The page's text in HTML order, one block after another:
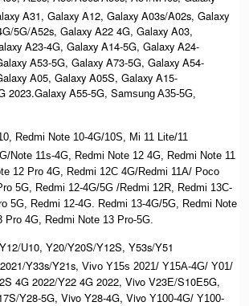
A31, Galaxy A12, Galaxy A03s/A02s, Galaxy
5G/A52s, Galaxy A22 4G, Galaxy A03,
A23-4G, Galaxy A14-5G, Galaxy A24-
A53-5G, Galaxy A73-5G, Galaxy A54-
A05, Galaxy A05S, Galaxy A15-
2023.Galaxy A55-5G, Samsung A35-5G,
Redmi Note 10-4G/10S, Mi 11 Lite/11
Note 11s-4G, Redmi Note 12 4G, Redmi Note 11
12 Pro 4G, Redmi 12C 4G/Redmi 11A/ Poco
5G, Redmi 12-4G/5G /Redmi 12R, Redmi 13C-
5G, Redmi 12-4G. Redmi 13-4G/5G, Redmi Note
Pro 4G, Redmi Note 13 Pro-5G.
U10, Y20/Y20S/Y12S, Y53s/Y51
Y33s/Y21s, Vivo Y15s 2021/ Y15A-4G/ Y01/
4G 2022/Y22 4G 2022, Vivo V23E/S10E5G,
Y28-5G, Vivo Y28-4G, Vivo Y100-4G/ Y100-